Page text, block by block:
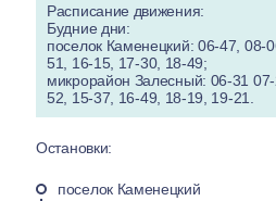
Расписание движения:
Будние дни:
поселок Каменецкий: 06-47, 08-
51, 16-15, 17-30, 18-49;
микрорайон Залесный: 06-31
52, 15-37, 16-49, 18-19, 19-21.
Остановки:
поселок Каменецкий